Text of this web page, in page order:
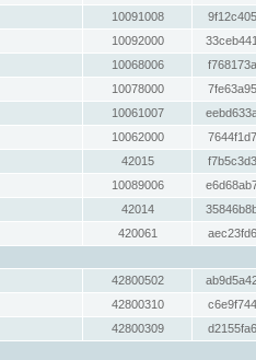
10091008
10092000
10068006
10078000
10061007
10062000
42015
10089006
42014
420061
42800502
42800310
42800309